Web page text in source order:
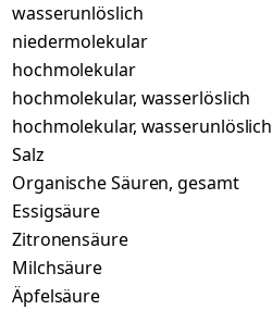
wasserunlöslich
niedermolekular
hochmolekular
hochmolekular, wasserlöslich
hochmolekular, wasserunlöslich
Salz
Organische Säuren, gesamt
Essigsäure
Zitronensäure
Milchsäure
Äpfelsäure